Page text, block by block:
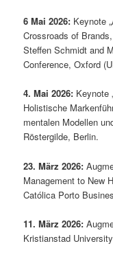
6 Mai 2026: Keynote
Crossroads of
Steffen Schmidt and
Conference, Oxford
4. Mai 2026: Keynote
Holistische
mentalen Modellen
Röstergilde, Berlin.
23. März 2026:
Management to New
Católica Porto
11. März 2026:
Kristianstad